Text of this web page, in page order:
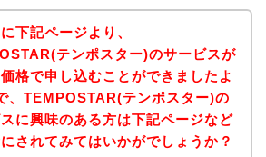
下記ページより、
テンポスター)のサービスが
格で申し込むことができましたよ
、TEMPOSTAR(テンポスター)の
に興味のある方は下記ページなど
されてみてはいかがでしょうか？